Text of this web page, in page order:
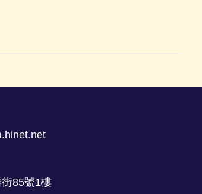
85號1樓